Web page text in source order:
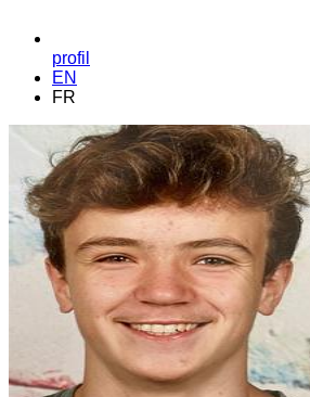
profil
EN
FR